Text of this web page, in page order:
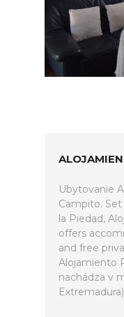
Ubytovanie
Campito.
la Piedad,
offers
and free
Alojamiento
nachádza v